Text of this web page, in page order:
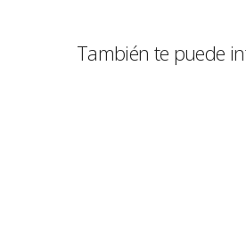
También te puede